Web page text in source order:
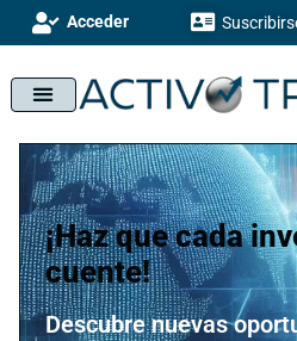
Acceder
¡Haz que cada
cuente!
Descubre nuevas